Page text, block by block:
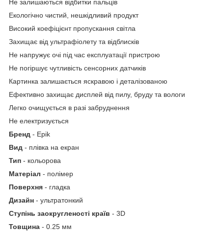
Не залишаються відбитки пальців
Екологічно чистий, нешкідливий продукт
Високий коефіцієнт пропускання світла
Захищає від ультрафіолету та відблисків
Не напружує очі під час експлуатації пристрою
Не погіршує чутливість сенсорних датчиків
Картинка залишається яскравою і деталізованою
Ефективно захищає дисплей від пилу, бруду та вологи
Легко очищується в разі забруднення
Не електризується
Бренд - Epik
Вид - плівка на екран
Тип - кольорова
Матеріал - полімер
Поверхня - гладка
Дизайн - ультратонкий
Ступінь заокругленості країв - 3D
Товщина - 0.25 мм